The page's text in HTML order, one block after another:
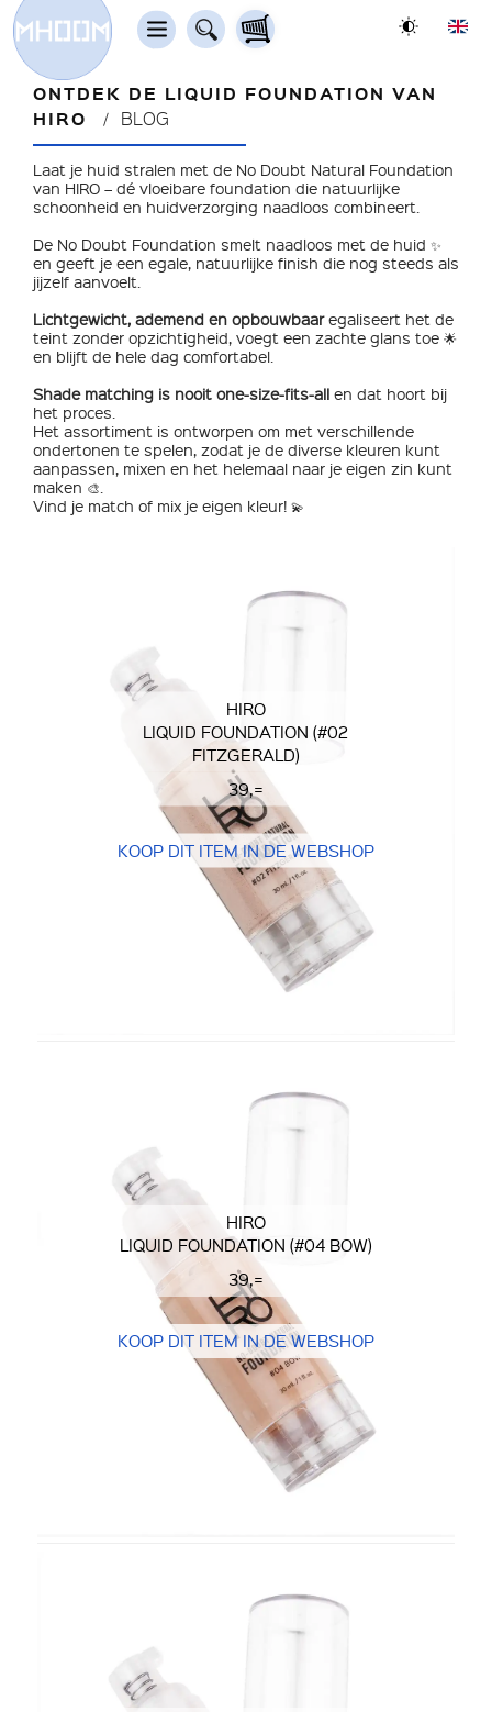
ONTDEK DE LIQUID FOUNDATION VAN
HIRO
BLOG
Laat je huid stralen met de No Doubt Natural Foundation
van HIRO – dé vloeibare foundation die natuurlijke
schoonheid en huidverzorging naadloos combineert.
De No Doubt Foundation smelt naadloos met de huid ✨
en geeft je een egale, natuurlijke finish die nog steeds als
jijzelf aanvoelt.
Lichtgewicht, ademend en opbouwbaaregaliseert het de
teint zonder opzichtigheid, voegt een zachte glans toe 🌟
en blijft de hele dag comfortabel.
Shade matching is nooit one-size-fits-all en dat hoort bij
het proces.
Het assortiment is ontworpen om met verschillende
ondertonen te spelen, zodat je de diverse kleuren kunt
aanpassen, mixen en het helemaal naar je eigen zin kunt
maken 🎨.
Vind je match of mix je eigen kleur! 💫
HIRO
LIQUID FOUNDATION (#02
FITZGERALD)
39,=
KOOP DIT ITEM IN DE WEBSHOP
HIRO
LIQUID FOUNDATION (#04 BOW)
39,=
KOOP DIT ITEM IN DE WEBSHOP